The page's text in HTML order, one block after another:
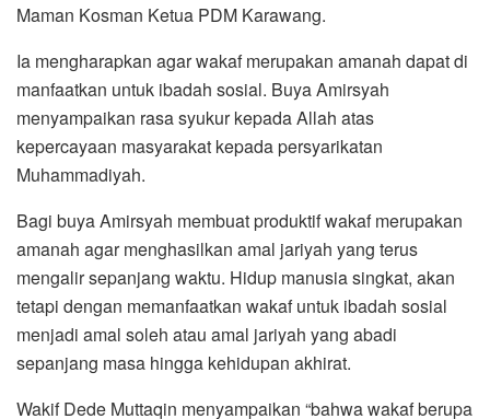
Maman Kosman Ketua PDM Karawang.
Ia mengharapkan agar wakaf merupakan amanah dapat di
manfaatkan untuk ibadah sosial. Buya Amirsyah
menyampaikan rasa syukur kepada Allah atas
kepercayaan masyarakat kepada persyarikatan
Muhammadiyah.
Bagi buya Amirsyah membuat produktif wakaf merupakan
amanah agar menghasilkan amal jariyah yang terus
mengalir sepanjang waktu. Hidup manusia singkat, akan
tetapi dengan memanfaatkan wakaf untuk ibadah sosial
menjadi amal soleh atau amal jariyah yang abadi
sepanjang masa hingga kehidupan akhirat.
Wakif Dede Muttaqin menyampaikan “bahwa wakaf berupa